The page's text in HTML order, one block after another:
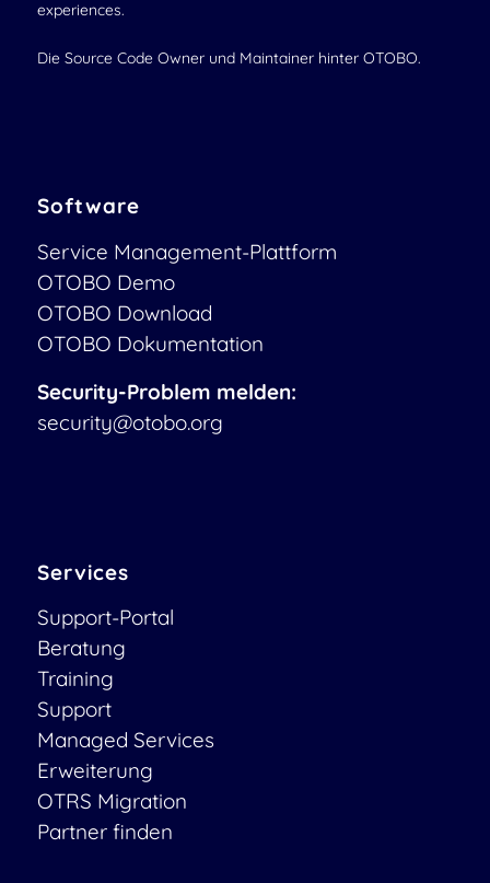
experiences.
Die Source Code Owner und Maintainer hinter OTOBO.
Software
Service Management-Plattform
OTOBO Demo
OTOBO Download
OTOBO Dokumentation
Security-Problem melden:
security@otobo.org
Services
Support-Portal
Beratung
Training
Support
Managed Services
Erweiterung
OTRS Migration
Partner finden